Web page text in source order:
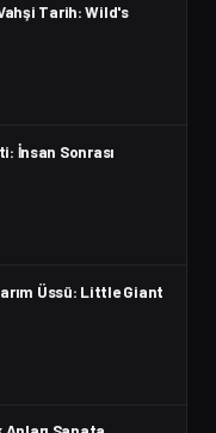
Tarih: Wild's
İnsan Sonrası
Üssü: Little Giant